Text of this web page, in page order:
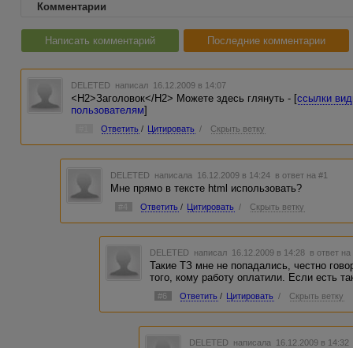
Комментарии
Написать комментарий Последние комментарии
DELETED написал 16.12.2009 в 14:07
<H2>Заголовок</H2> Можете здесь глянуть - [ссылки
пользователям]
Ответить / Цитировать / Скрыть ветку
DELETED написала 16.12.2009 в 14:24 в ответ на #1
Мне прямо в тексте html использовать?
#4 Ответить / Цитировать / Скрыть ветку
DELETED написал 16.12.2009 в 14:28 в ответ на
Такие ТЗ мне не попадались, честно
того, кому работу оплатили. Если есть
#6 Ответить / Цитировать / Скрыть ветку
DELETED написала 16.12.2009 в